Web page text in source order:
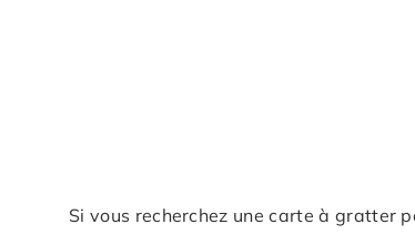
Si vous recherchez une carte à gratter